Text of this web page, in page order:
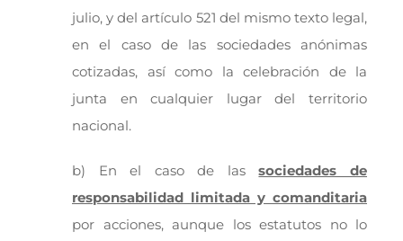
julio, y del artículo 521 del mismo texto legal,
en el caso de las sociedades anónimas
cotizadas, así como la celebración de la
junta en cualquier lugar del territorio
nacional.
b) En el caso de lassociedades de
responsabilidad limitada y comanditaria
por acciones, aunque los estatutos no lo